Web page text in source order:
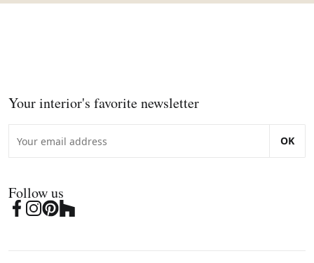
Your interior's favorite newsletter
OK
Follow us